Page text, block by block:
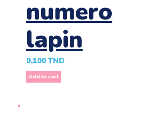
numero
lapin
0,100 TND
Add to cart